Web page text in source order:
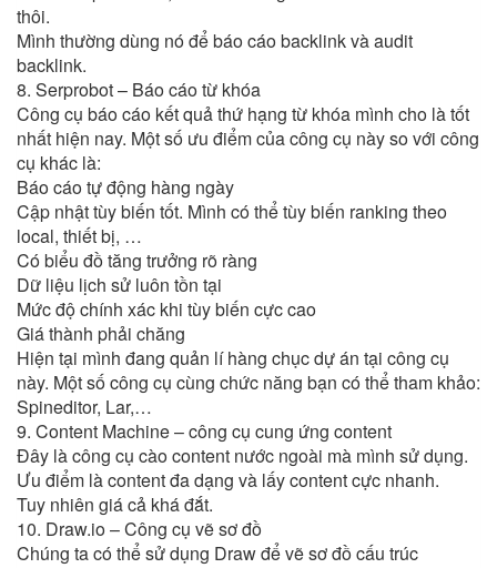
thôi.
Mình thường dùng nó để báo cáo backlink và audit
backlink.
8. Serprobot – Báo cáo từ khóa
Công cụ báo cáo kết quả thứ hạng từ khóa mình cho là tốt
nhất hiện nay. Một số ưu điểm của công cụ này so với công
cụ khác là:
Báo cáo tự động hàng ngày
Cập nhật tùy biến tốt. Mình có thể tùy biến ranking theo
local, thiết bị, …
Có biểu đồ tăng trưởng rõ ràng
Dữ liệu lịch sử luôn tồn tại
Mức độ chính xác khi tùy biến cực cao
Giá thành phải chăng
Hiện tại mình đang quản lí hàng chục dự án tại công cụ
này. Một số công cụ cùng chức năng bạn có thể tham khảo:
Spineditor, Lar,…
9. Content Machine – công cụ cung ứng content
Đây là công cụ cào content nước ngoài mà mình sử dụng.
Ưu điểm là content đa dạng và lấy content cực nhanh.
Tuy nhiên giá cả khá đắt.
10. Draw.io – Công cụ vẽ sơ đồ
Chúng ta có thể sử dụng Draw để vẽ sơ đồ cấu trúc